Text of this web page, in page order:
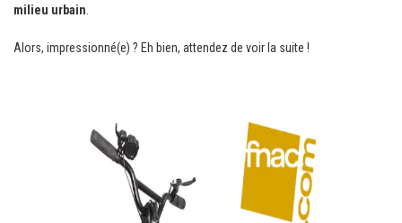
milieu urbain
Alors, impressionné(e) ? Eh bien, attendez de voir la suite !